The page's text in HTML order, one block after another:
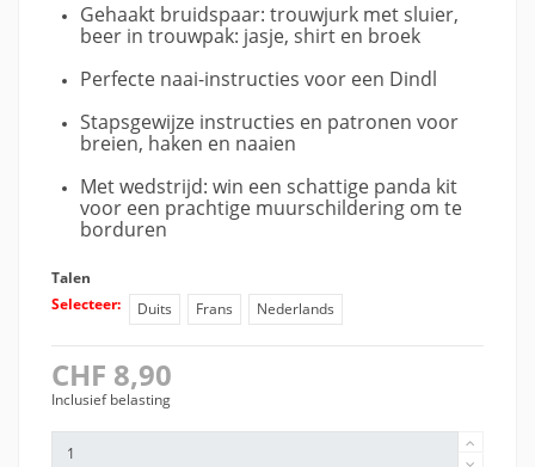
Gehaakt bruidspaar: trouwjurk met sluier,
beer in trouwpak: jasje, shirt en broek
Perfecte naai-instructies voor een Dindl
Stapsgewijze instructies en patronen voor
breien, haken en naaien
Met wedstrijd: win een schattige panda kit
voor een prachtige muurschildering om te
borduren
Talen
Selecteer:
Duits Frans Nederlands
CHF 8,90
Inclusief belasting